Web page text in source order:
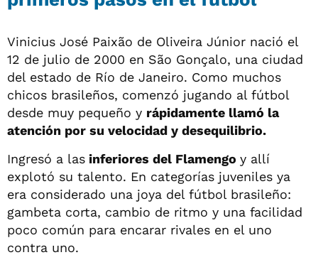
Vinicius José Paixão de Oliveira Júnior nació el
12 de julio de 2000 en São Gonçalo, una ciudad
del estado de Río de Janeiro. Como muchos
chicos brasileños, comenzó jugando al fútbol
desde muy pequeño y rápidamente llamó la
atención por su velocidad y desequilibrio.
Ingresó a las inferiores del Flamengo y allí
explotó su talento. En categorías juveniles ya
era considerado una joya del fútbol brasileño:
gambeta corta, cambio de ritmo y una facilidad
poco común para encarar rivales en el uno
contra uno.